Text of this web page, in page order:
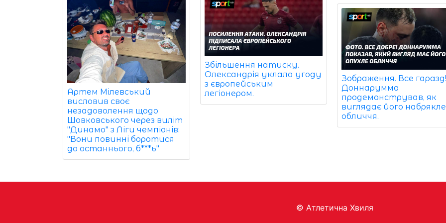
Артем Мілевський
висловив своє
незадоволення щодо
Шовковського через виліт
"Динамо" з Ліги чемпіонів:
"Вони повинні боротися
до останнього, б***ь"
Збільшення натиску.
Олександрія уклала угоду
з європейським
легіонером.
Зображення. Все
Доннарумма
продемонстрував, як
виглядає його набрякле
обличчя.
© Aтлетична Хвиля